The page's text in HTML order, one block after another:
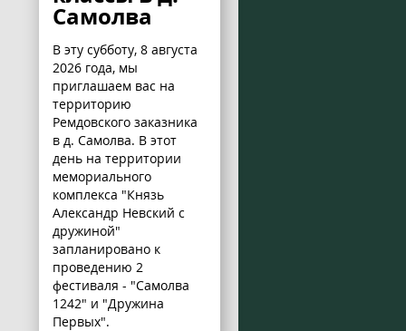
Самолва
В эту субботу, 8 августа
2026 года, мы
приглашаем вас на
территорию
Ремдовского заказника
в д. Самолва. В этот
день на территории
мемориального
комплекса "Князь
Александр Невский с
дружиной"
запланировано к
проведению 2
фестиваля - "Самолва
1242" и "Дружина
Первых".